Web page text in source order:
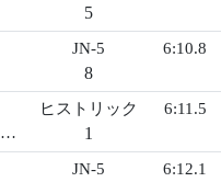
5
JN-5
8
6:10.8
ヒストリック
1
6:11.5
JN-5 6:12.1